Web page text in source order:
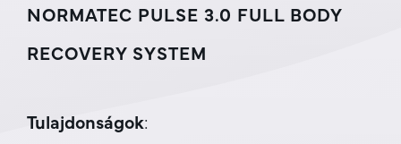
NORMATEC PULSE 3.0 FULL BODY
RECOVERY SYSTEM
Tulajdonságok: